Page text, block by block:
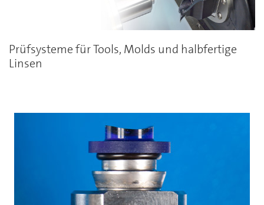
Prüfsysteme für Tools, Molds und halbfertige
Linsen